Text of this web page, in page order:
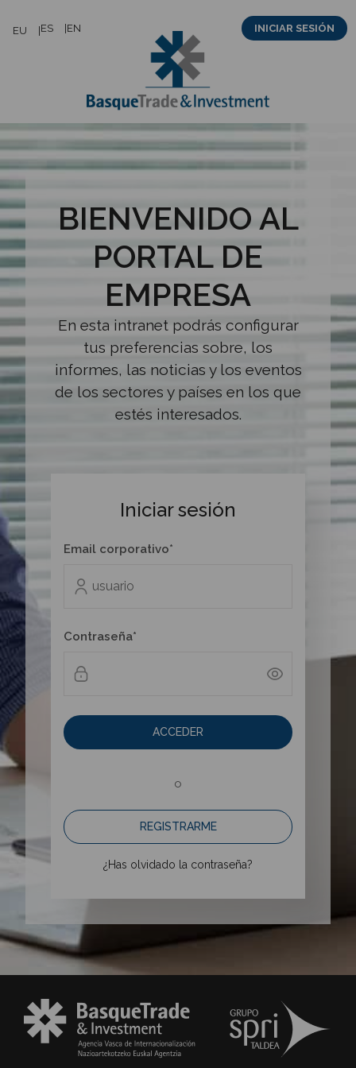
EU ES EN INICIAR SESIÓN
BIENVENIDO AL
PORTAL DE
EMPRESA
En esta intranet podrás configurar
tus preferencias sobre, los
informes, las noticias y los eventos
de los sectores y países en los que
estés interesados.
Iniciar sesión
Email corporativo*
Contraseña*
ACCEDER
o
REGISTRARME
¿Has olvidado la contraseña?